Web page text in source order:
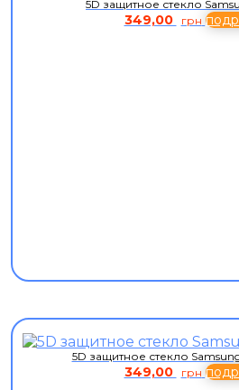
5D защитное стекло
349,00 грн
5D защитное стекло
349,00 грн